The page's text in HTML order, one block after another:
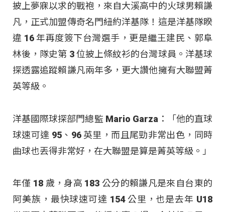
披上夢寐以求的戰袍，來自大溪高中的火球男賴謙
凡，正式加盟傳奇名門紐約洋基隊！這是洋基隊睽
違 16 年再度簽下台灣選手，更是繼王建民、郭阜
林後，隊史第 3 位披上條紋衫的台灣球員。洋基球
探透露追蹤賴謙凡兩年多，更大讚他擁有大聯盟菁
英等級。
洋基國際球探部門總監 Mario Garza：「他的直球
球速可達 95、96 英里，而且尾勁非常出色，同時
曲球也丟得非常好，在大聯盟是算是菁英等級 。」
年僅 18 歲，身高 183 公分的賴謙凡是來自台東的
阿美族，最快球速可達 154 公里，也是去年 U18